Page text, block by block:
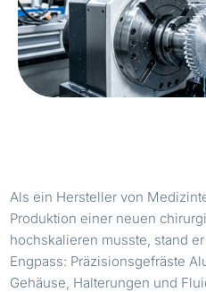
Als ein Hersteller von
Produktion einer neuen
hochskalieren musste, stand
Engpass: Präzisionsgefräste
Gehäuse, Halterungen und